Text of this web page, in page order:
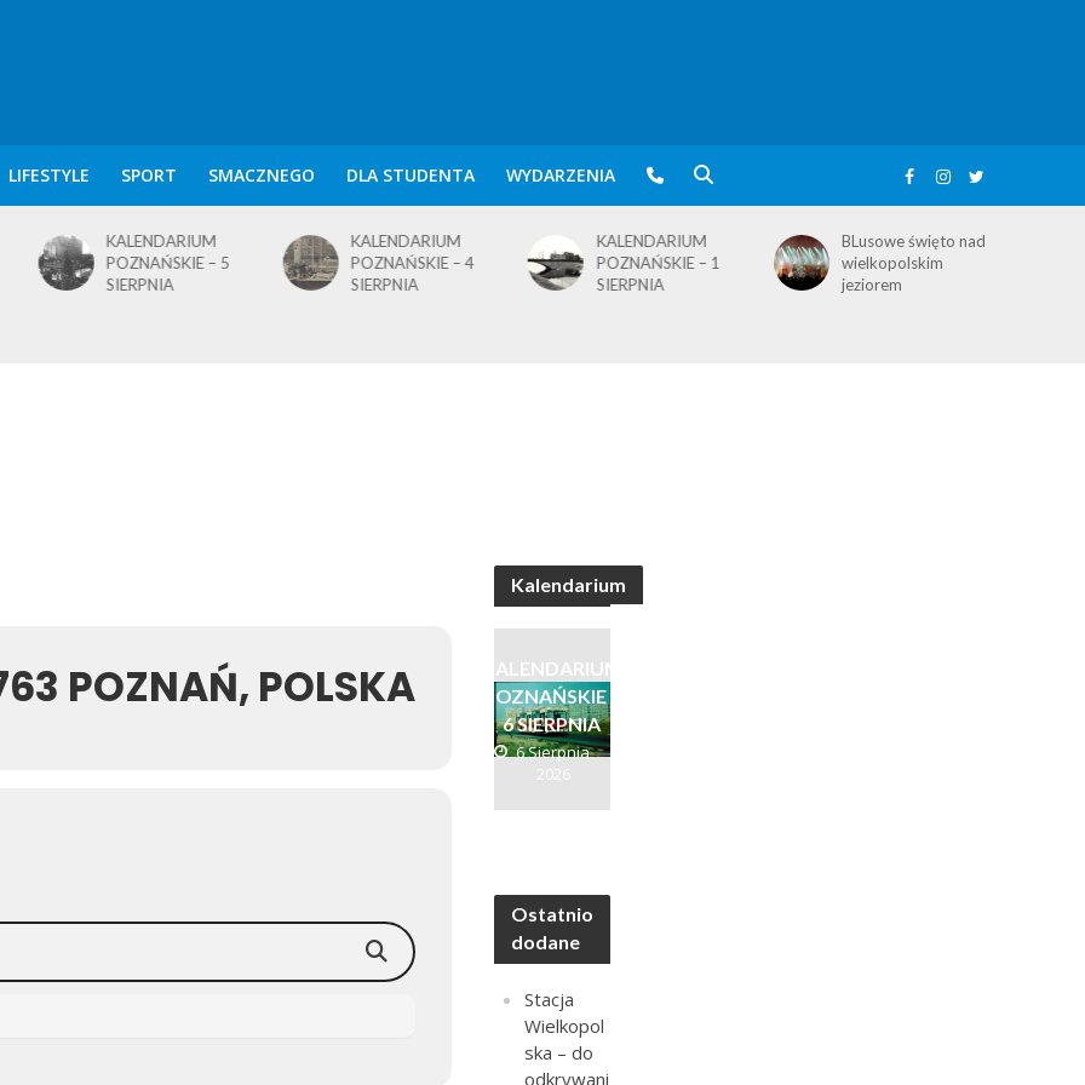
LIFESTYLE SPORT SMACZNEGO DLA STUDENTA WYDARZENIA
KALENDARIUM
POZNAŃSKIE – 5
SIERPNIA
KALENDARIUM
POZNAŃSKIE – 4
SIERPNIA
KALENDARIUM
POZNAŃSKIE – 1
SIERPNIA
BLusowe święto nad
wielkopolskim
jeziorem
POZNAŃ, POLSKA
Kalendarium
KALENDARIUM
POZNAŃSKIE –
6 SIERPNIA
6 Sierpnia
2026
Ostatnio
dodane
Stacja
Wielkopol
ska – do
odkrywani